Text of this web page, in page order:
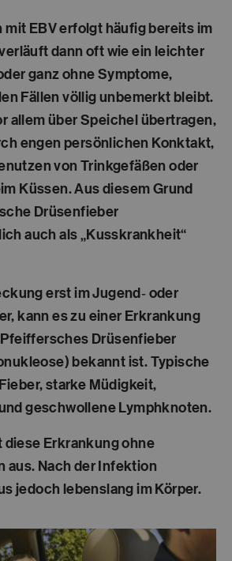
mit EBV erfolgt häufig bereits im
dann oft wie ein leichter
ganz ohne Symptome,
Fällen völlig unbemerkt bleibt.
allem über Speichel übertragen,
engen persönlichen Konktakt,
von Trinkgefäßen oder
Küssen. Aus diesem Grund
Drüsenfieber
auch als „Kusskrankheit“
erst im Jugend‑ oder
kann es zu einer Erkrankung
Pfeiffersches Drüsenfieber
bekannt ist. Typische
starke Müdigkeit,
geschwollene Lymphknoten.
diese Erkrankung ohne
aus. Nach der Infektion
jedoch lebenslang im Körper.